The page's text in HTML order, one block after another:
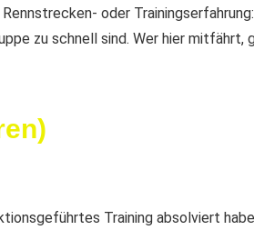
oder
zu schnell sind. Wer hier mitfährt,
Training absolviert